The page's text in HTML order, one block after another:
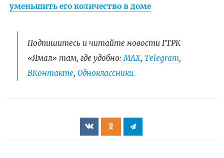
уменьшить его количество в доме
Подпишитесь и читайте новости ГТРК
«Ямал» там, где удобно:МАХ, Telegram,
ВКонтакте, Одноклассники.